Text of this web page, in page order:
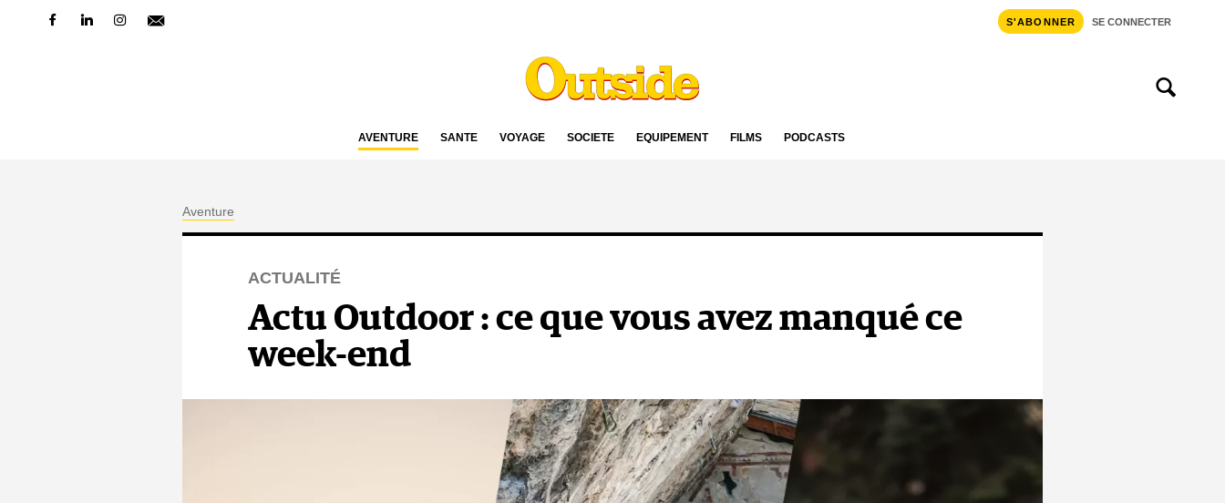
S'ABONNER SE CONNECTER
AVENTURE SANTÉ VOYAGE SOCIÉTÉ ÉQUIPEMENT FILMS PODCASTS
Aventure
ACTUALITÉ
Actu Outdoor : ce que vous avez manqué ce
week-end